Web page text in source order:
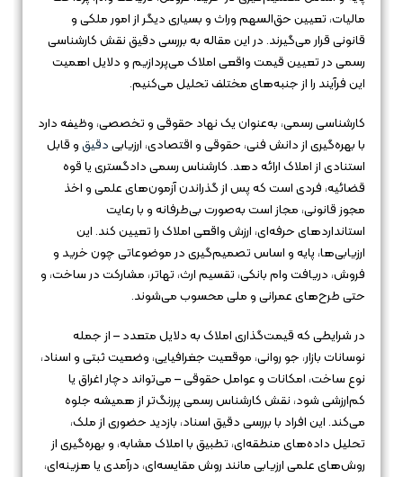
مالیات، تعیین حق‌السهم وراث و بسیاری دیگر از امور ملکی و
قانونی قرار می‌گیرند. در این مقاله به بررسی دقیق نقش کارشناسی
رسمی در تعیین قیمت واقعی املاک می‌پردازیم و دلایل اهمیت
این فرآیند را از جنبه‌های مختلف تحلیل می‌کنیم.
کارشناسی رسمی، به‌عنوان یک نهاد حقوقی و تخصصی، وظیفه دارد
با بهره‌گیری از دانش فنی، حقوقی و اقتصادی، ارزیابیدقیقو قابل
استنادی از املاک ارائه دهد. کارشناس رسمی دادگستری یا قوه
قضائیه، فردی است که پس از گذراندن آزمون‌های علمی و اخذ
مجوز قانونی، مجاز است به‌صورت بی‌طرفانه و با رعایت
استانداردهای حرفه‌ای، ارزش واقعی املاک را تعیین کند. این
ارزیابی‌ها، پایه و اساس تصمیم‌گیری در موضوعاتی چون خرید و
فروش، دریافت وام بانکی، تقسیم ارث، تهاتر، مشارکت در ساخت، و
حتی طرح‌های عمرانی و ملی محسوب می‌شوند.
در شرایطی که قیمت‌گذاری املاک به دلایل متعدد – از جمله
نوسانات بازار، جو روانی، موقعیت جغرافیایی، وضعیت ثبتی و اسناد،
نوع ساخت، امکانات و عوامل حقوقی – می‌تواند دچار اغراق یا
کم‌ارزشی شود، نقش کارشناس رسمی پررنگ‌تر از همیشه جلوه
می‌کند. این افراد با بررسی دقیق اسناد، بازدید حضوری از ملک،
تحلیل داده‌های منطقه‌ای، تطبیق با املاک مشابه، و بهره‌گیری از
روش‌های علمی ارزیابی مانند روش مقایسه‌ای، درآمدی یا هزینه‌ای،